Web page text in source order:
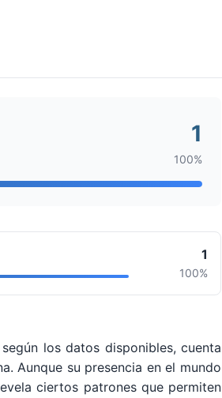
1
100%
1
100%
los datos disponibles, cuenta
Aunque su presencia en el mundo
ciertos patrones que permiten